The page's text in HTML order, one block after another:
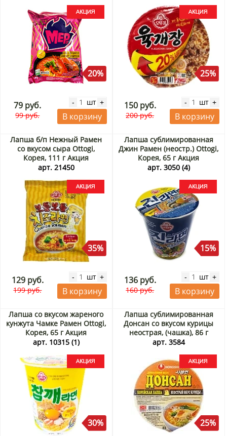
20%
79 руб.
99 руб.
- шт +
В корзину
25%
150 руб.
200 руб.
- шт +
В корзину
Лапша б/п Нежный Рамен
со вкусом сыра Ottogi,
Корея, 111 г Акция
арт. 21450
35%
129 руб.
199 руб.
- шт +
В корзину
Лапша сублимированная
Джин Рамен (неостр.) Ottogi,
Корея, 65 г Акция
арт. 3050 (4)
15%
136 руб.
160 руб.
- шт +
В корзину
Лапша со вкусом жареного
кунжута Чамке Рамен Ottogi,
Корея, 65 г Акция
арт. 10315 (1)
30%
Лапша сублимированная
Донсан со вкусом курицы
неострая, (чашка), 86 г
Акция
арт. 3584
25%